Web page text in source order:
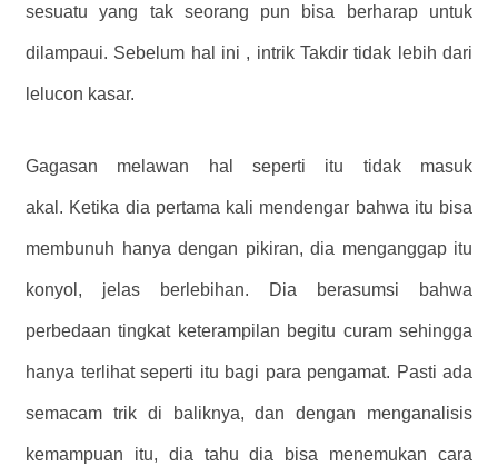
sesuatu yang tak seorang pun bisa berharap untuk
dilampaui. Sebelum hal ini , intrik Takdir tidak lebih dari
lelucon kasar.
Gagasan melawan hal seperti itu tidak masuk
akal. Ketika dia pertama kali mendengar bahwa itu bisa
membunuh hanya dengan pikiran, dia menganggap itu
konyol, jelas berlebihan. Dia berasumsi bahwa
perbedaan tingkat keterampilan begitu curam sehingga
hanya terlihat seperti itu bagi para pengamat. Pasti ada
semacam trik di baliknya, dan dengan menganalisis
kemampuan itu, dia tahu dia bisa menemukan cara